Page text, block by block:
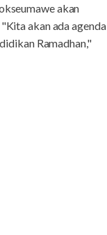
akan
akan ada agenda
Ramadhan,"